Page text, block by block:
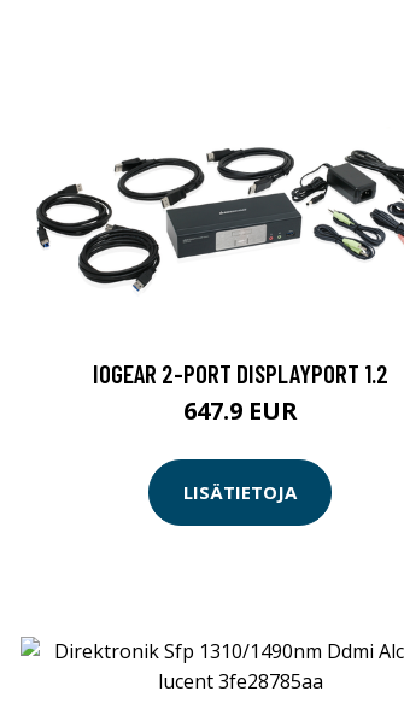
IOGEAR 2-PORT DISPLAYPORT 1.2
647.9 EUR
LISÄTIETOJA